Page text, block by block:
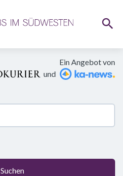
Ein Angebot von
und
Suchen